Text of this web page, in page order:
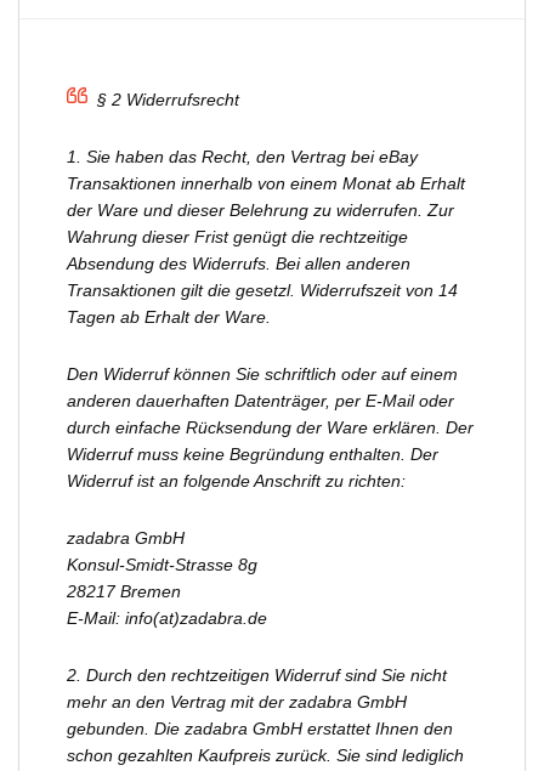
§ 2 Widerrufsrecht
1. Sie haben das Recht, den Vertrag bei eBay
Transaktionen innerhalb von einem Monat ab Erhalt
der Ware und dieser Belehrung zu widerrufen. Zur
Wahrung dieser Frist genügt die rechtzeitige
Absendung des Widerrufs. Bei allen anderen
Transaktionen gilt die gesetzl. Widerrufszeit von 14
Tagen ab Erhalt der Ware.
Den Widerruf können Sie schriftlich oder auf einem
anderen dauerhaften Datenträger, per E-Mail oder
durch einfache Rücksendung der Ware erklären. Der
Widerruf muss keine Begründung enthalten. Der
Widerruf ist an folgende Anschrift zu richten:
zadabra GmbH
Konsul-Smidt-Strasse 8g
28217 Bremen
E-Mail: info(at)zadabra.de
2. Durch den rechtzeitigen Widerruf sind Sie nicht
mehr an den Vertrag mit der zadabra GmbH
gebunden. Die zadabra GmbH erstattet Ihnen den
schon gezahlten Kaufpreis zurück. Sie sind lediglich